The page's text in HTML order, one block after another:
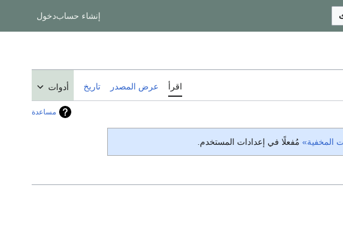
إنشاء حسابدخول
اقرأ عرض المصدر تاريخ أدوات
مساعدة
المخفية» مُفعلًا في إعدادات المستخدم.